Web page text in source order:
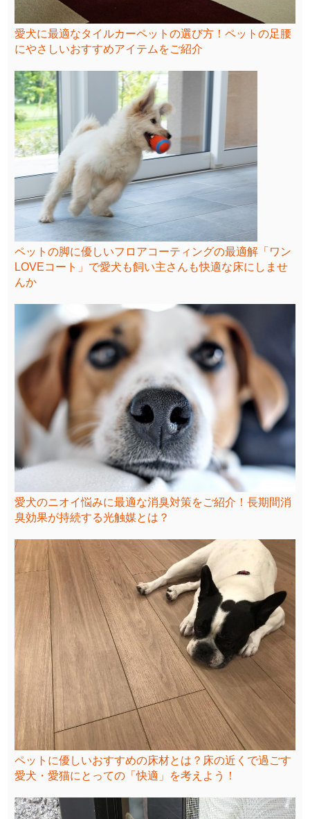
愛犬に最適なタイルカーペットの選び方！ペットの足腰
にやさしいおすすめアイテムをご紹介
ペットの脚に優しいフロアコーティングの最適解「ワン
LOVEコート」で愛犬も飼い主さんも快適な床にしませ
んか
愛犬のニオイ悩みに最適な消臭対策をご紹介！長期間消
臭効果が持続する光触媒とは？
ペットに優しいおすすめの床材とは？床の近くで過ごす
愛犬・愛猫にとっての「快適」を考えよう！